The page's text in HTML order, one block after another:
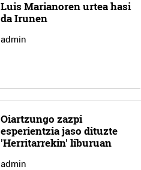
Luis Marianoren urtea hasi
da Irunen
admin
Oiartzungo zazpi
esperientzia jaso dituzte
'Herritarrekin' liburuan
admin